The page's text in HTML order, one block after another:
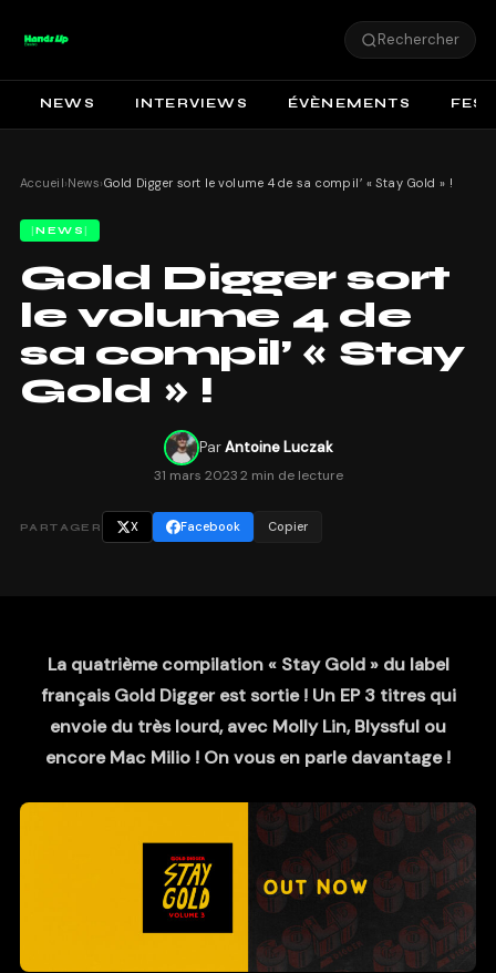
Rechercher
NEWS INTERVIEWS ÉVÈNEMENTS
Accueil›News›Gold Digger sort le volume 4 de sa compil’ « Stay Gold » !
NEWS
Gold Digger sort
le volume 4 de
sa compil’ « Stay
Gold » !
ParAntoine Luczak
31 mars 20232 min de lecture
PARTAGER X Facebook Copier
La quatrième compilation « Stay Gold » du label
français Gold Digger est sortie ! Un EP 3 titres qui
envoie du très lourd, avec Molly Lin, Blyssful ou
encore Mac Milio ! On vous en parle davantage !